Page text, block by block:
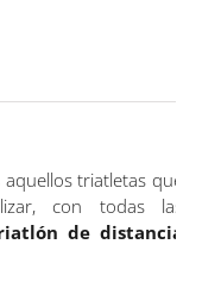
triatletas que
con todas las
de distancia